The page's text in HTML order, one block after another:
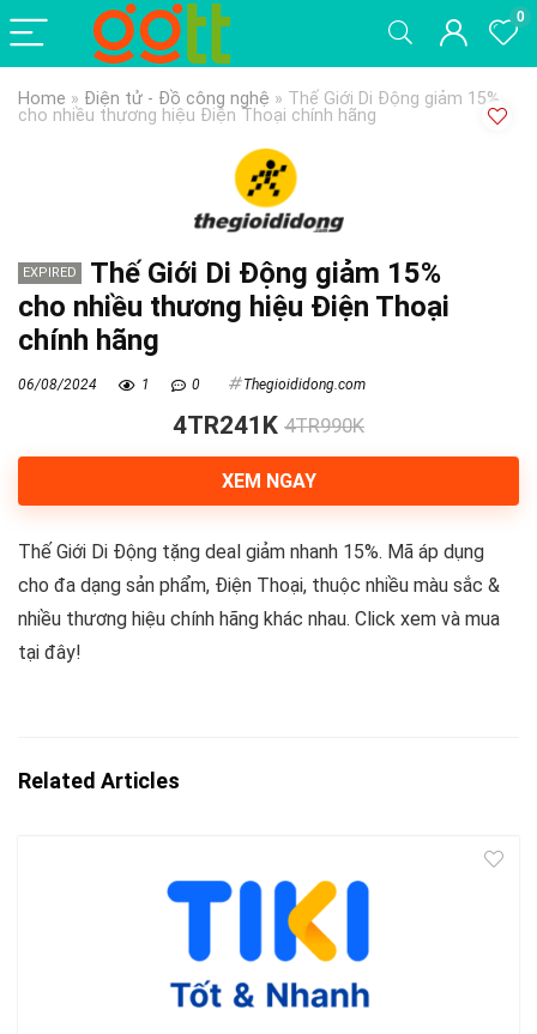
0
Home » Điện tử - Đồ công nghệ » Thế Giới Di Động giảm 15%
cho nhiều thương hiệu Điện Thoại chính hãng
EXPIRED
Thế Giới Di Động giảm 15%
cho nhiều thương hiệu Điện Thoại
chính hãng
06/08/2024 1 0 Thegioididong.com
4TR241K 4TR990K
XEM NGAY
Thế Giới Di Động tặng deal giảm nhanh 15%. Mã áp dụng
cho đa dạng sản phẩm, Điện Thoại, thuộc nhiều màu sắc &
nhiều thương hiệu chính hãng khác nhau. Click xem và mua
tại đây!
Related Articles